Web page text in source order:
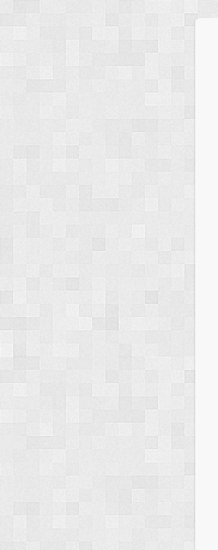
Salta